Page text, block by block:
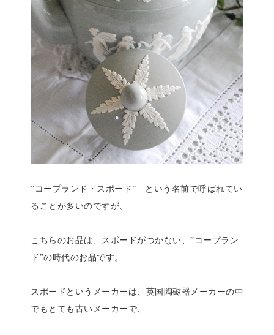
”コープランド・スポード” という名前で呼ばれてい
ることが多いのですが、
こちらのお品は、スポードがつかない、”コープラン
ド”の時代のお品です。
スポードというメーカーは、英国陶磁器メーカーの中
でもとても古いメーカーで、